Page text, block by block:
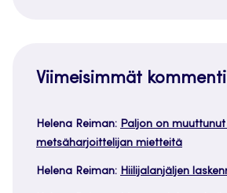
Viimeisimmät
Helena Reiman: Paljon on
metsäharjoittelijan mietteitä
Helena Reiman: Hiilijalanjäljen